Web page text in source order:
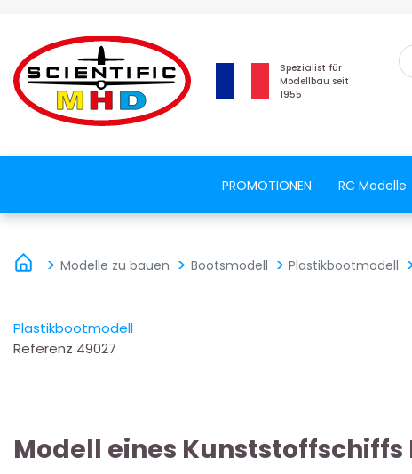
Spezialist für
Modellbau seit
1955
PROMOTIONEN RC Modelle
Modelle zu bauen Bootsmodell Plastikbootmodell
Plastikbootmodell
Referenz 49027
Modell eines Kunststoffschiffs